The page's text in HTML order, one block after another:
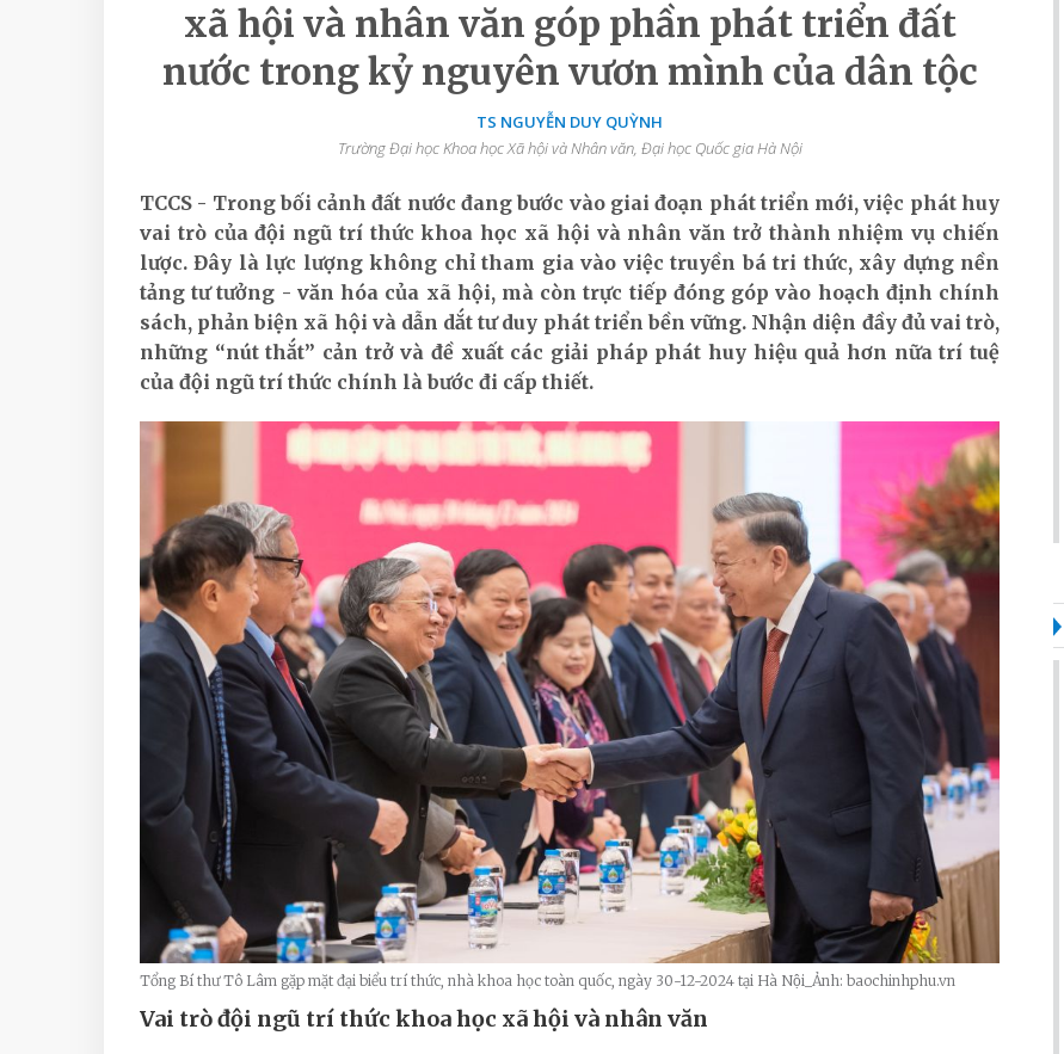
xã hội và nhân văn góp phần phát triển đất
nước trong kỷ nguyên vươn mình của dân tộc
TS NGUYỄN DUY QUỲNH
Trường Đại học Khoa học Xã hội và Nhân văn, Đại học Quốc gia Hà Nội
TCCS - Trong bối cảnh đất nước đang bước vào giai đoạn phát triển mới, việc phát huy
vai trò của đội ngũ trí thức khoa học xã hội và nhân văn trở thành nhiệm vụ chiến
lược. Đây là lực lượng không chỉ tham gia vào việc truyền bá tri thức, xây dựng nền
tảng tư tưởng - văn hóa của xã hội, mà còn trực tiếp đóng góp vào hoạch định chính
sách, phản biện xã hội và dẫn dắt tư duy phát triển bền vững. Nhận diện đầy đủ vai trò,
những “nút thắt” cản trở và đề xuất các giải pháp phát huy hiệu quả hơn nữa trí tuệ
của đội ngũ trí thức chính là bước đi cấp thiết.
Tổng Bí thư Tô Lâm gặp mặt đại biểu trí thức, nhà khoa học toàn quốc, ngày 30-12-2024 tại Hà Nội_Ảnh: baochinhphu.vn
Vai trò đội ngũ trí thức khoa học xã hội và nhân văn